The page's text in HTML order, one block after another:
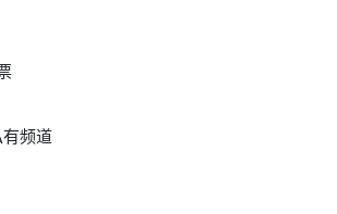
频道